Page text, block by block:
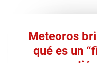
Meteoros
qué es un